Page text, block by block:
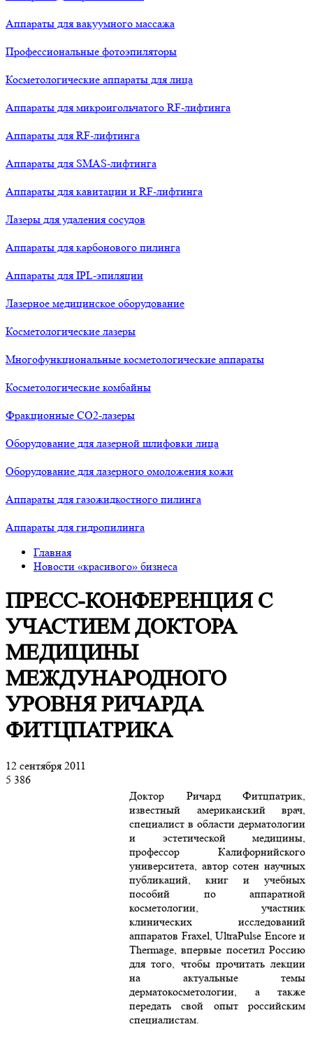
Аппараты для вакуумного массажа
Профессиональные фотоэпиляторы
Косметологические аппараты для лица
Аппараты для микроигольчатого RF-лифтинга
Аппараты для RF-лифтинга
Аппараты для SMAS-лифтинга
Аппараты для кавитации и RF-лифтинга
Лазеры для удаления сосудов
Аппараты для карбонового пилинга
Аппараты для IPL-эпиляции
Лазерное медицинское оборудование
Косметологические лазеры
Многофункциональные косметологические аппараты
Косметологические комбайны
Фракционные СО2-лазеры
Оборудование для лазерной шлифовки лица
Оборудование для лазерного омоложения кожи
Аппараты для газожидкостного пилинга
Аппараты для гидропилинга
Главная
Новости «красивого» бизнеса
ПРЕСС-КОНФЕРЕНЦИЯ С
УЧАСТИЕМ ДОКТОРА
МЕДИЦИНЫ
МЕЖДУНАРОДНОГО
УРОВНЯ РИЧАРДА
ФИТЦПАТРИКА
12 сентября 2011
5 386
Доктор Ричард Фитцпатрик,
известный американский врач,
специалист в области дерматологии
и эстетической медицины,
профессор Калифорнийского
университета, автор сотен научных
публикаций, книг и учебных
пособий по аппаратной
косметологии, участник
клинических исследований
аппаратов Fraxel, UltraPulse Encore и
Thermage, впервые посетил Россию
для того, чтобы прочитать лекции
на актуальные темы
дерматокосметологии, а также
передать свой опыт российским
специалистам.